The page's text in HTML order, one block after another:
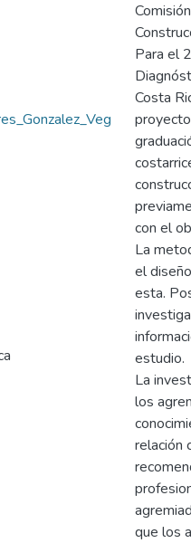
Para el
Costa
con el
La
el
esta.
estudio.
La
los
relación
que los